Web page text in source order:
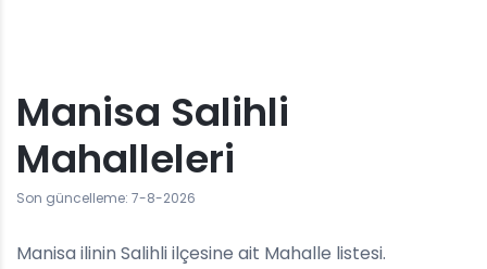
Manisa Salihli
Mahalleleri
Son güncelleme: 7-8-2026
Manisa ilinin Salihli ilçesine ait Mahalle listesi.